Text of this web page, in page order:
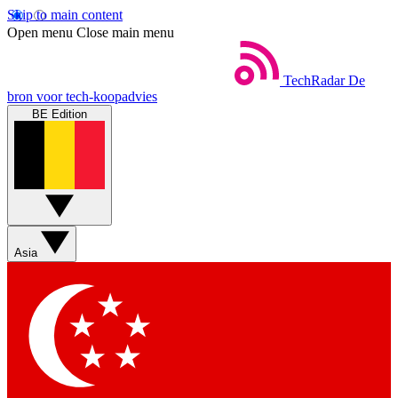
Skip to main content
Open menu Close main menu
TechRadar De
bron voor tech-koopadvies
BE Edition
Asia